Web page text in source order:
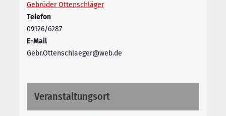
Gebrüder Ottenschläger
Telefon
09126/6287
E-Mail
Gebr.Ottenschlaeger@web.de
Veranstaltungsort